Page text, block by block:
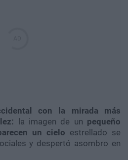
con la mirada más
la imagen de un pequeño
un cielo estrellado se
y despertó asombro en